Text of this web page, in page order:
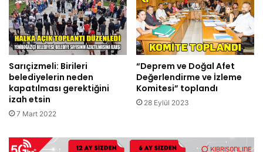
Sarıçizmeli: Birileri
belediyelerin neden
kapatılması gerektiğini
izah etsin
7 Mart 2022
“Deprem ve Doğal Afet
Değerlendirme ve İzleme
Komitesi” toplandı
28 Eylül 2023